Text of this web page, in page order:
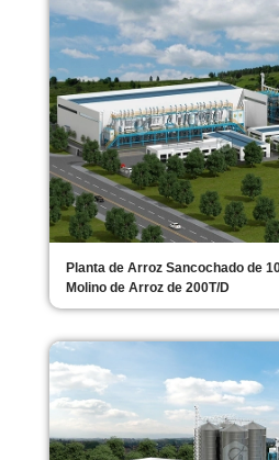
Planta de Arroz Sancochado de
Molino de Arroz de 200T/D